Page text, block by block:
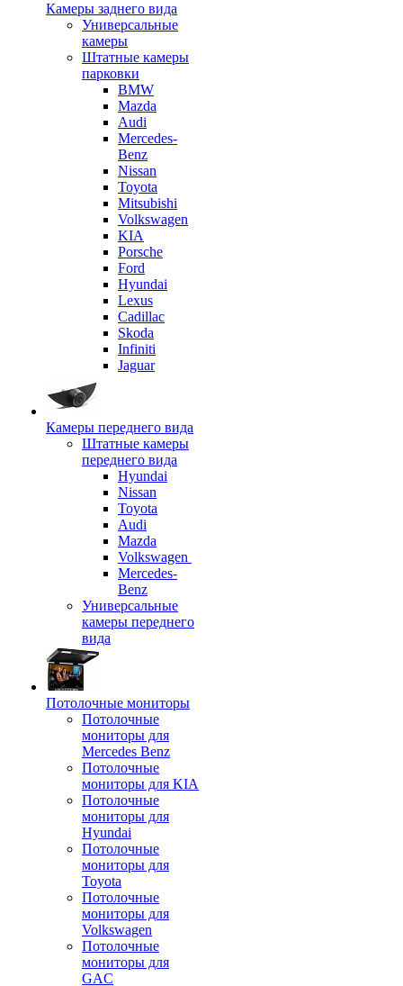
Камеры заднего вида
Универсальные
камеры
Штатные камеры
парковки
BMW
Mazda
Audi
Mercedes-
Benz
Nissan
Toyota
Mitsubishi
Volkswagen
KIA
Porsche
Ford
Hyundai
Lexus
Cadillac
Skoda
Infiniti
Jaguar
Камеры переднего вида
Штатные камеры
переднего вида
Hyundai
Nissan
Toyota
Audi
Mazda
Volkswagen
Mercedes-
Benz
Универсальные
камеры переднего
вида
Потолочные мониторы
Потолочные
мониторы для
Mercedes Benz
Потолочные
мониторы для KIA
Потолочные
мониторы для
Hyundai
Потолочные
мониторы для
Toyota
Потолочные
мониторы для
Volkswagen
Потолочные
мониторы для
GAC